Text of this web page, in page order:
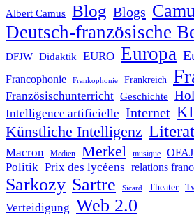
Albert Camus Blog Blogs
Deutsch-französische
DFJW Didaktik EURO Europa
Francophonie Frankophonie Frankreich
Französischunterricht Geschichte
Intelligence artificielle Internet KI
Künstliche Intelligenz
Macron Medien Merkel musique OFAJ
Politik Prix des lycéens relations
Sarkozy Sartre Sicard Theater
Verteidigung Web 2.0